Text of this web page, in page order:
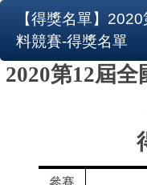
【得獎名單】
料競賽-得獎名單
2020第12屆全